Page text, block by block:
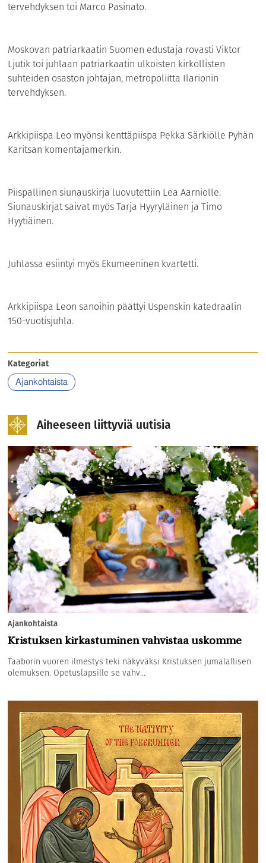
tervehdyksen toi Marco Pasinato.
Moskovan patriarkaatin Suomen edustaja rovasti Viktor
Ljutik toi juhlaan patriarkaatin ulkoisten kirkollisten
suhteiden osaston johtajan, metropoliitta Ilarionin
tervehdyksen.
Arkkipiispa Leo myönsi kenttäpiispa Pekka Särkiölle Pyhän
Karitsan komentajamerkin.
Piispallinen siunauskirja luovutettiin Lea Aarniolle.
Siunauskirjat saivat myös Tarja Hyyryläinen ja Timo
Hyytiäinen.
Juhlassa esiintyi myös Ekumeeninen kvartetti.
Arkkipiispa Leon sanoihin päättyi Uspenskin katedraalin
150-vuotisjuhla.
Kategoriat
Ajankohtaista
Aiheeseen liittyviä uutisia
Ajankohtaista
Kristuksen kirkastuminen vahvistaa uskomme
Taaborin vuoren ilmestys teki näkyväksi Kristuksen jumalallisen
olemuksen. Opetuslapsille se vahv...